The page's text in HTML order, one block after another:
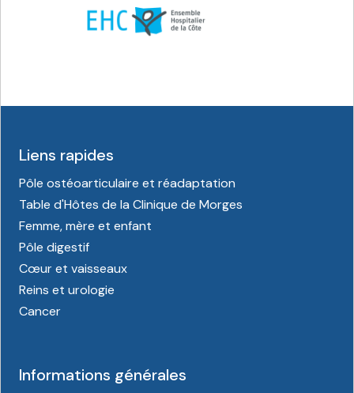
Liens rapides
Pôle ostéoarticulaire et réadaptation
Table d'Hôtes de la Clinique de Morges
Femme, mère et enfant
Pôle digestif
Cœur et vaisseaux
Reins et urologie
Cancer
Informations générales